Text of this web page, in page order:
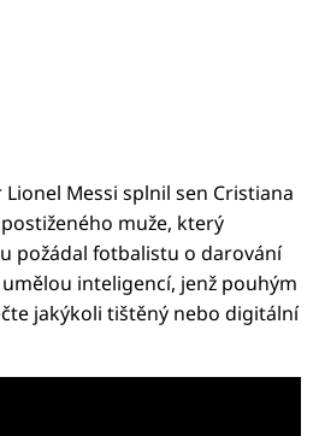
Messi splnil sen Cristiana
muže, který
požádal fotbalistu o darování
inteligencí, jenž pouhým
jakýkoli tištěný nebo digitální